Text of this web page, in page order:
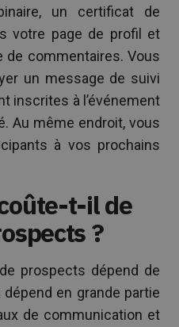
un certificat de
votre page de profil et
de commentaires. Vous
un message de suivi
inscrites à l’événement
Au même endroit, vous
à vos prochains
t-il de
?
prospects dépend de
en grande partie
de communication et